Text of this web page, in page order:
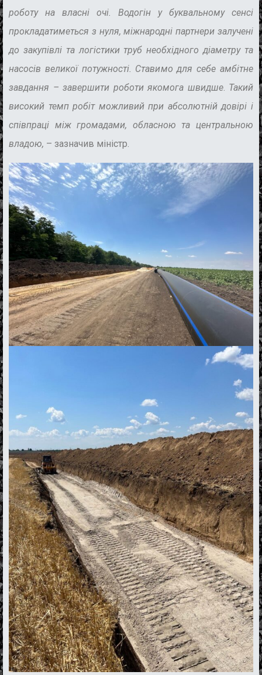
роботу на власні очі. Водогін у буквальному сенсі
прокладатиметься з нуля, міжнародні партнери залучені
до закупівлі та логістики труб необхідного діаметру та
насосів великої потужності. Ставимо для себе амбітне
завдання – завершити роботи якомога швидше. Такий
високий темп робіт можливий при абсолютній довірі і
співпраці між громадами, обласною та центральною
владою, – зазначив міністр.